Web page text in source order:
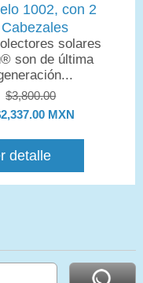
1002, con 2
Cabezales
solares
son de última
$3,800.00
MXN
detalle